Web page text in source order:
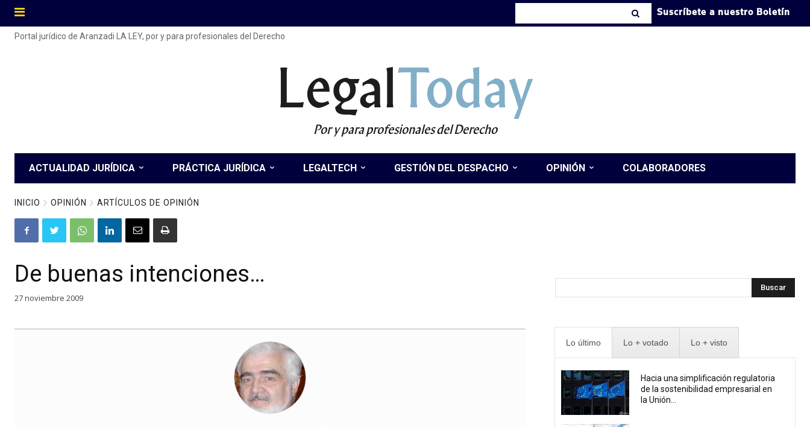
Suscríbete a nuestro Boletín
Portal jurídico de Aranzadi LA LEY, por y para profesionales del Derecho
LegalToday
Por y para profesionales del Derecho
ACTUALIDAD JURÍDICA PRÁCTICA JURÍDICA LEGALTECH GESTIÓN DEL DESPACHO OPINIÓN COLABORADORES
INICIO OPINIÓN ARTÍCULOS DE OPINIÓN
De buenas intenciones…
27 noviembre 2009
Buscar
Lo último Lo + votado Lo + visto
Hacia una simplificación regulatoria
de la sostenibilidad empresarial en
la Unión...